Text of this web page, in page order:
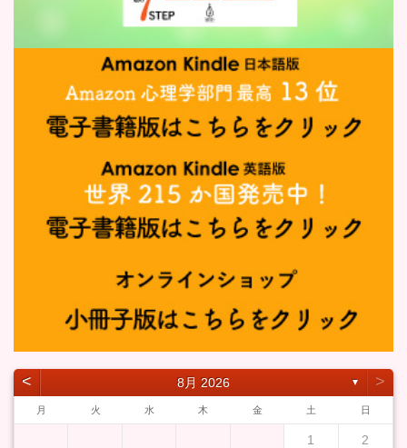
˂ 8月 2026 ▼ ˃
月 火 水 木 金 土 日
1 2